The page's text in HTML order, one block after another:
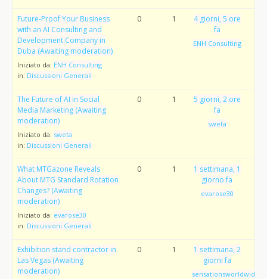
Future-Proof Your Business
with an AI Consulting and
Development Company in
Duba (Awaiting moderation)
Iniziato da: ENH Consulting
in: Discussioni Generali
0 1
4 giorni, 5 ore
fa
ENH Consulting
The Future of AI in Social
Media Marketing (Awaiting
moderation)
Iniziato da: sweta
in: Discussioni Generali
0 1
5 giorni, 2 ore
fa
sweta
What MTGazone Reveals
About MTG Standard Rotation
Changes? (Awaiting
moderation)
Iniziato da: evarose30
in: Discussioni Generali
0 1
1 settimana, 1
giorno fa
evarose30
Exhibition stand contractor in
Las Vegas (Awaiting
moderation)
0 1
1 settimana, 2
giorni fa
sensationsworldwide